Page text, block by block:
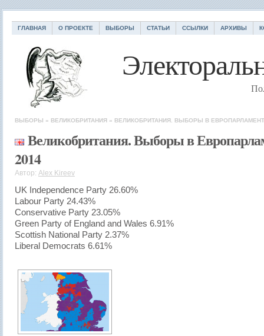
ГЛАВНАЯ О ПРОЕКТЕ ВЫБОРЫ СТАТЬИ ССЫЛКИ АРХИВЫ
ВЫБОРЫ » ВЕЛИКОБРИТАНИЯ » ВЕЛИКОБРИТАНИЯ. ВЫБОРЫ В ЕВРОПАРЛАМЕНТ
Великобритания. Выборы в
2014
Автор: Alex Kireev
UK Independence Party 26.60%
Labour Party 24.43%
Conservative Party 23.05%
Green Party of England and Wales 6.91%
Scottish National Party 2.37%
Liberal Democrats 6.61%